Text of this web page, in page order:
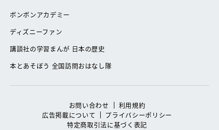
ボンボンアカデミー
ディズニーファン
講談社の学習まんが 日本の歴史
本とあそぼう 全国訪問おはなし隊
お問い合わせ
利用規約
広告掲載について
プライバシーポリシー
特定商取引法に基づく表記